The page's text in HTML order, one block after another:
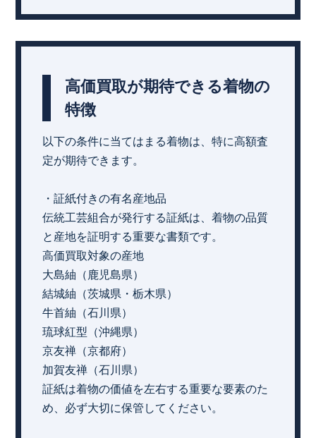
高価買取が期待できる着物の
特徴
以下の条件に当てはまる着物は、特に高額査
定が期待できます。
・証紙付きの有名産地品
伝統工芸組合が発行する証紙は、着物の品質
と産地を証明する重要な書類です。
高価買取対象の産地
大島紬（鹿児島県）
結城紬（茨城県・栃木県）
牛首紬（石川県）
琉球紅型（沖縄県）
京友禅（京都府）
加賀友禅（石川県）
証紙は着物の価値を左右する重要な要素のた
め、必ず大切に保管してください。